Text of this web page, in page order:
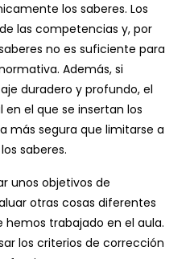
los saberes. Los
las competencias y, por
no es suficiente para
Además, si
duradero y profundo, el
el que se insertan los
más segura que limitarse a
saberes.
unos objetivos de
otras cosas diferentes
trabajado en el aula.
los criterios de corrección